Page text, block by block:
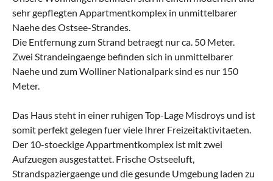
sehr gepflegten Appartmentkomplex in unmittelbarer
Naehe des Ostsee-Strandes.
Die Entfernung zum Strand betraegt nur ca. 50 Meter.
Zwei Strandeingaenge befinden sich in unmittelbarer
Naehe und zum Wolliner Nationalpark sind es nur 150
Meter.
Das Haus steht in einer ruhigen Top-Lage Misdroys und ist
somit perfekt gelegen fuer viele Ihrer Freizeitaktivitaeten.
Der 10-stoeckige Appartmentkomplex ist mit zwei
Aufzuegen ausgestattet. Frische Ostseeluft,
Strandspaziergaenge und die gesunde Umgebung laden zu